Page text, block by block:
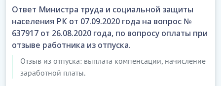
Ответ Министра труда и социальной защиты
населения РК от 07.09.2020 года на вопрос №
637917 от 26.08.2020 года, по вопросу оплаты при
отзыве работника из отпуска.
Отзыв из отпуска: выплата компенсации, начисление
заработной платы.